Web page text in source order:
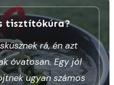
tisztítókúra?
rá, én azt
óvatosan. Egy jól
ugyan számos